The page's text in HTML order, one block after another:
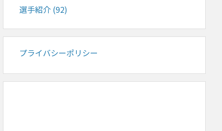
選手紹介 (92)
プライバシーポリシー